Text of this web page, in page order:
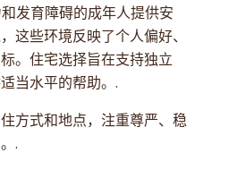
发育障碍的成年人提供安
这些环境反映了个人偏好、
。住宅选择旨在支持独立
当水平的帮助。.
方式和地点，注重尊严、稳
.